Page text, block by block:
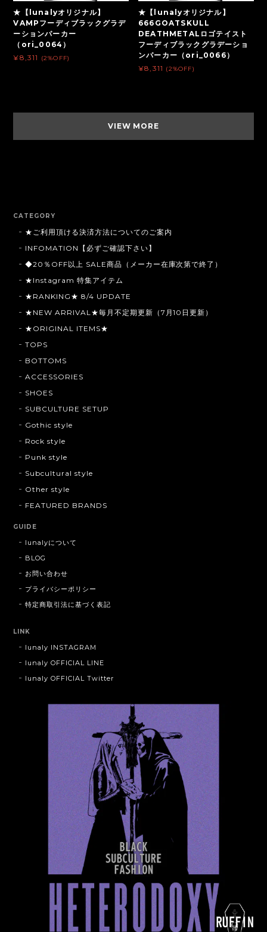
★【lunalyオリジナル】
VAMPフーディブラックグラデ
ーションパーカー
（ori_0064）
¥8,311
(2%OFF)
★【lunalyオリジナル】
666GOATSKULL
DEATHMETALロゴテイスト
フーディブラックグラデーショ
ンパーカー（ori_0066）
¥8,311 (2%OFF)
VIEW MORE
CATEGORY
★ご利用頂ける決済方法についてのご案内
INFOMATION【必ずご確認下さい】
◆20％OFF以上 SALE商品（メーカー在庫次第で終了）
★Instagram 特集アイテム
★RANKING★ 8/4 UPDATE
★NEW ARRIVAL★毎月不定期更新（7月10日更新）
★ORIGINAL ITEMS★
TOPS
BOTTOMS
ACCESSORIES
SHOES
SUBCULTURE SETUP
Gothic style
Rock style
Punk style
Subcultural style
Other style
FEATURED BRANDS
GUIDE
lunalyについて
BLOG
お問い合わせ
プライバシーポリシー
特定商取引法に基づく表記
LINK
lunaly INSTAGRAM
lunaly OFFICIAL LINE
lunaly OFFICIAL Twitter